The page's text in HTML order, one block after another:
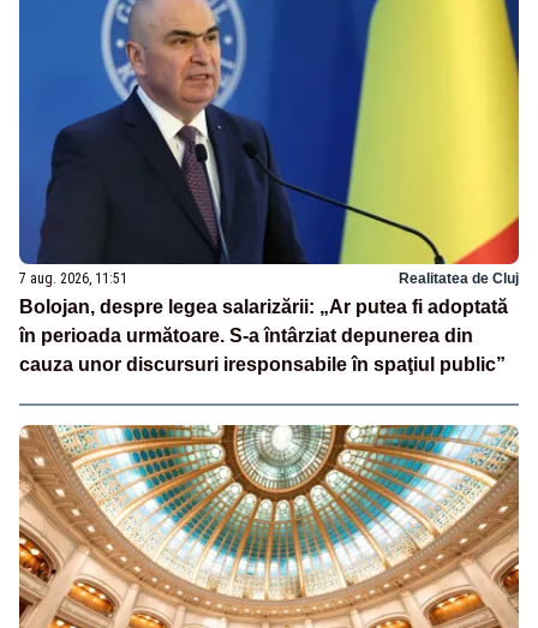
7 aug. 2026, 11:51 Realitatea de Cluj
Bolojan, despre legea salarizării: „Ar putea fi adoptată
în perioada următoare. S-a întârziat depunerea din
cauza unor discursuri iresponsabile în spaţiul public”